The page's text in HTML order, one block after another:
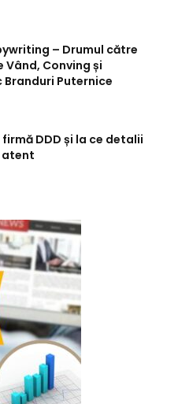
– Drumul către
Vând, Conving și
Branduri Puternice
DDD și la ce detalii
atent